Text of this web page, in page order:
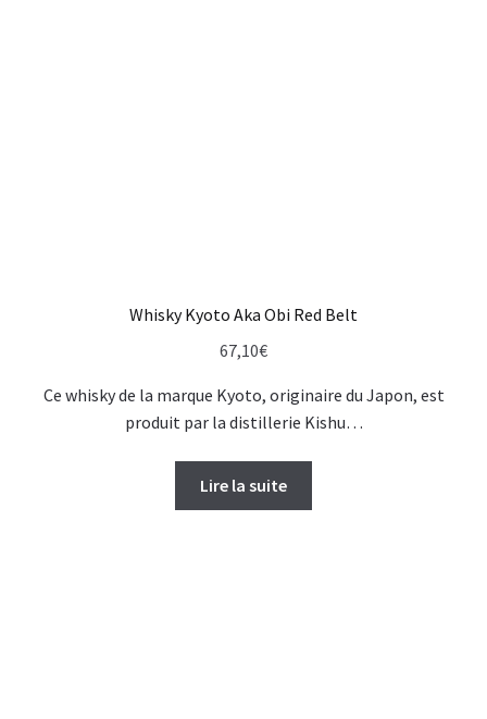
Whisky Kyoto Aka Obi Red Belt
67,10€
Ce whisky de la marque Kyoto, originaire du Japon, est
produit par la distillerie Kishu…
Lire la suite